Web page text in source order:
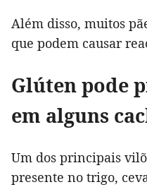
Além disso, muitos
que podem causar
Glúten pode
em alguns
Um dos principais
presente no trigo,